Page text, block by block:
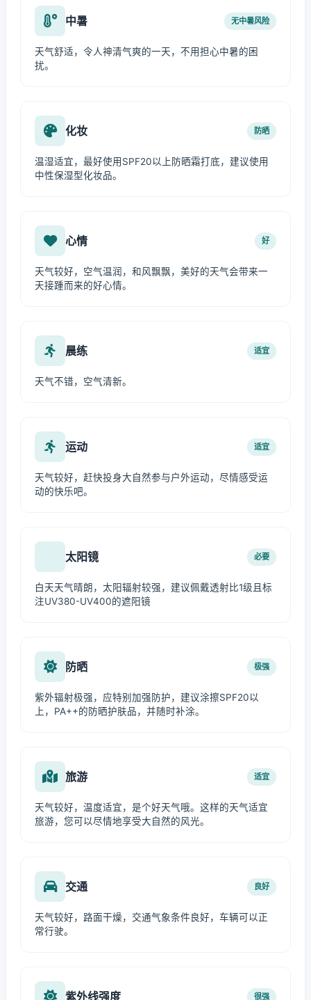
中暑 无中暑风险
天气舒适，令人神清气爽的一天，不用担心中暑的困
扰。
化妆 防晒
温湿适宜，最好使用SPF20以上防晒霜打底，建议使用
中性保湿型化妆品。
心情 好
天气较好，空气温润，和风飘飘，美好的天气会带来一
天接踵而来的好心情。
晨练 适宜
天气不错，空气清新。
运动 适宜
天气较好，赶快投身大自然参与户外运动，尽情感受运
动的快乐吧。
太阳镜 必要
白天天气晴朗，太阳辐射较强，建议佩戴透射比1级且标
注UV380-UV400的遮阳镜
防晒 极强
紫外辐射极强，应特别加强防护，建议涂擦SPF20以
上，PA++的防晒护肤品，并随时补涂。
旅游 适宜
天气较好，温度适宜，是个好天气哦。这样的天气适宜
旅游，您可以尽情地享受大自然的风光。
交通 良好
天气较好，路面干燥，交通气象条件良好，车辆可以正
常行驶。
紫外线强度 很强